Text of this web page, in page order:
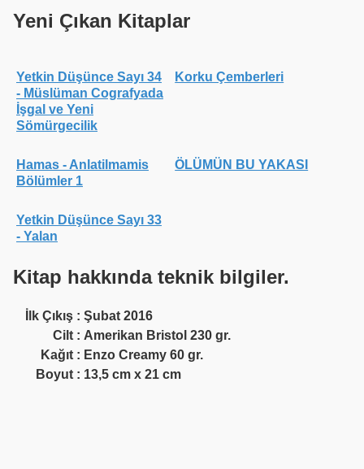
Yeni Çıkan Kitaplar
Yetkin Düşünce Sayı 34
- Müslüman Cografyada
İşgal ve Yeni
Sömürgecilik
Korku Çemberleri
Hamas - Anlatilmamis
Bölümler 1
ÖLÜMÜN BU YAKASI
Yetkin Düşünce Sayı 33
- Yalan
Kitap hakkında teknik bilgiler.
İlk Çıkış : Şubat 2016
Cilt : Amerikan Bristol 230 gr.
Kağıt : Enzo Creamy 60 gr.
Boyut : 13,5 cm x 21 cm